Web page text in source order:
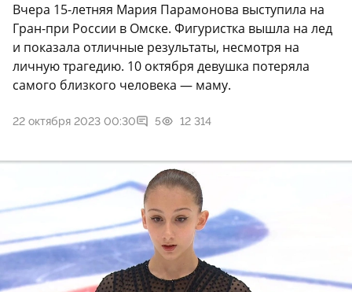
Вчера 15-летняя Мария Парамонова выступила на
Гран-при России в Омске. Фигуристка вышла на лед
и показала отличные результаты, несмотря на
личную трагедию. 10 октября девушка потеряла
самого близкого человека — маму.
22 октября 2023 00:30 5 12 314